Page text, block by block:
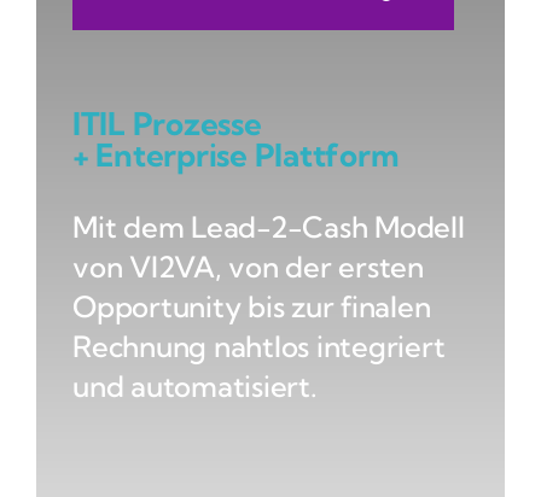
ITIL Prozesse
+ Enterprise Plattform
Mit dem Lead-2-Cash Modell
von VI2VA, von der ersten
Opportunity bis zur finalen
Rechnung nahtlos integriert
und automatisiert.